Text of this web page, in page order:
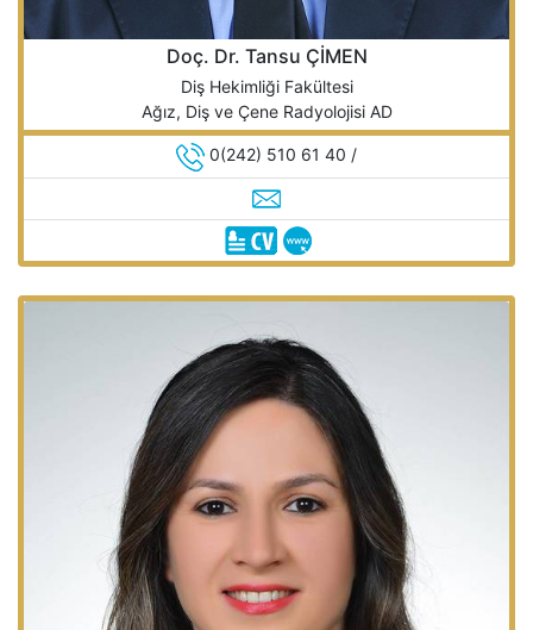
Doç. Dr. Tansu ÇİMEN
Diş Hekimliği Fakültesi
Ağız, Diş ve Çene Radyolojisi AD
0(242) 510 61 40 /